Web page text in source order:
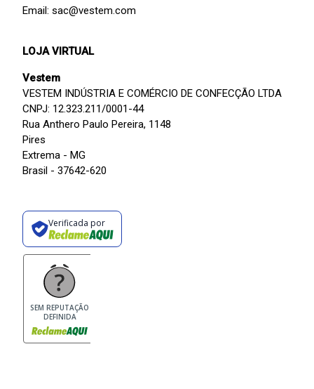
Email: sac@vestem.com
LOJA VIRTUAL
Vestem
VESTEM INDÚSTRIA E COMÉRCIO DE CONFECÇÃO LTDA
CNPJ: 12.323.211/0001-44
Rua Anthero Paulo Pereira, 1148
Pires
Extrema - MG
Brasil - 37642-620
Verificada por
SEM REPUTAÇÃO
DEFINIDA